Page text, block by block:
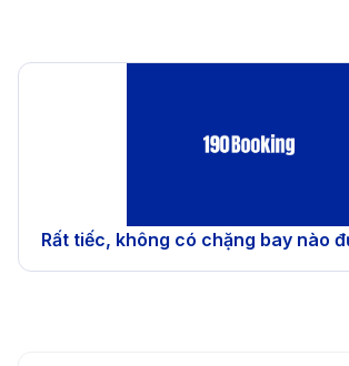
Rất tiếc, không có chặng bay nào